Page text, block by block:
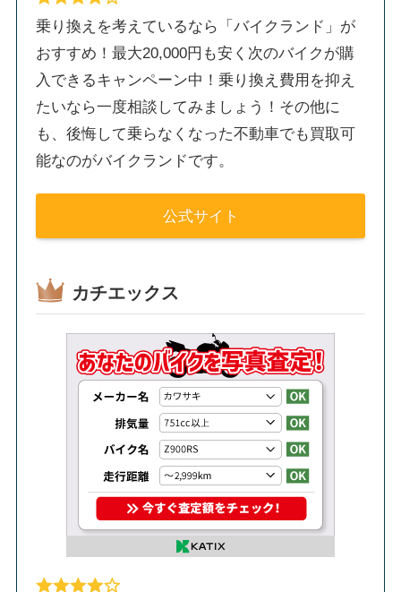
乗り換えを考えているなら「バイクランド」が
おすすめ！最大20,000円も安く次のバイクが購
入できるキャンペーン中！乗り換え費用を抑え
たいなら一度相談してみましょう！その他に
も、後悔して乗らなくなった不動車でも買取可
能なのがバイクランドです。
公式サイト
カチエックス